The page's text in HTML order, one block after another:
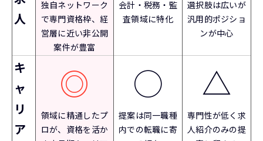
人
独自ネットワーク
で専門資格枠、経
営層に近い非公開
案件が豊富
会計・税務・監
査領域に特化
選択肢は広いが
汎用的ポジショ
ンが中心
キ
ャ
リ
ア
◎
領域に精通したプ
ロが、資格を活か
◯
提案は同一職種
内での転職に寄
△
専門性が低く求
人紹介のみの提